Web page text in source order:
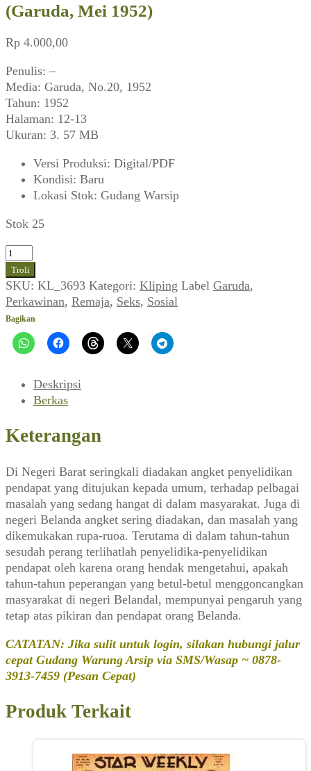
(Garuda, Mei 1952)
Rp 4.000,00
Penulis: –
Media: Garuda, No.20, 1952
Tahun: 1952
Halaman: 12-13
Ukuran: 3. 57 MB
Versi Produksi: Digital/PDF
Kondisi: Baru
Lokasi Stok: Gudang Warsip
Stok 25
Kuantitas
Perhubungan
Kelamin
Sebelum
Kawin
(Garuda,
Mei
Troli
SKU: KL_3693 Kategori: Kliping Label Garuda,
Perkawinan, Remaja, Seks, Sosial
Bagikan
Deskripsi
Berkas
Keterangan
Di Negeri Barat seringkali diadakan angket penyelidikan
pendapat yang ditujukan kepada umum, terhadap pelbagai
masalah yang sedang hangat di dalam masyarakat. Juga di
negeri Belanda angket sering diadakan, dan masalah yang
dikemukakan rupa-ruoa. Terutama di dalam tahun-tahun
sesudah perang terlihatlah penyelidika-penyelidikan
pendapat oleh karena orang hendak mengetahui, apakah
tahun-tahun peperangan yang betul-betul menggoncangkan
masyarakat di negeri Belandal, mempunyai pengaruh yang
tetap atas pikiran dan pendapat orang Belanda.
CATATAN: Jika sulit untuk login, silakan hubungi jalur
cepat Gudang Warung Arsip via SMS/Wasap ~ 0878-
3913-7459 (Pesan Cepat)
Produk Terkait